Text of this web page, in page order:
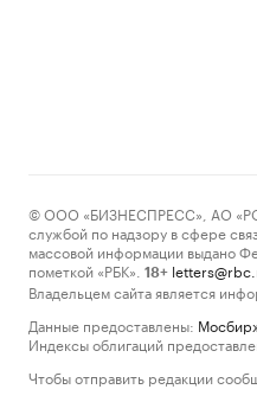
© ООО «БИЗНЕСПРЕСС», АО
службой по надзору в сфере
массовой информации выдано
пометкой «РБК».
18+
Владельцем сайта является
Данные предоставлены:
Индексы облигаций
Чтобы отправить редакции